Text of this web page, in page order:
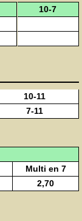
10-7
10-11
7-11
Multi en 7
2,70